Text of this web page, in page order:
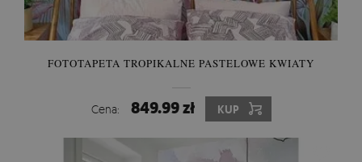
FOTOTAPETA TROPIKALNE PASTELOWE KWIATY
Cena: 849.99 zł KUP